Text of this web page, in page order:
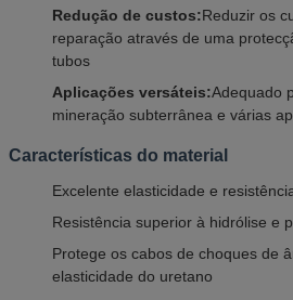
Redução de custos:Reduzir os
reparação através de uma
tubos
Aplicações versáteis:Adequado
mineração subterrânea e várias
Características do material
Excelente elasticidade e
Resistência superior à hidrólise e
Protege os cabos de choques de
elasticidade do uretano